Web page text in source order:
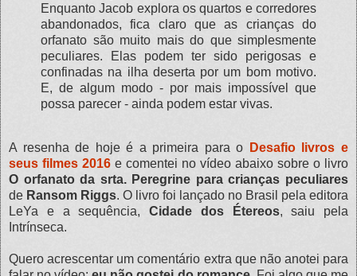
Enquanto Jacob explora os quartos e corredores
abandonados, fica claro que as crianças do
orfanato são muito mais do que simplesmente
peculiares. Elas podem ter sido perigosas e
confinadas na ilha deserta por um bom motivo.
E, de algum modo - por mais impossível que
possa parecer - ainda podem estar vivas.
A resenha de hoje é a primeira para o
Desafio livros e
seus filmes 2016 e comentei no vídeo abaixo sobre o livro
O orfanato da srta. Peregrine para crianças peculiares
de Ransom Riggs. O livro foi lançado no Brasil pela editora
LeYa e a sequência, Cidade dos Étereos, saiu pela
Intrínseca.
Quero acrescentar um comentário extra que não anotei para